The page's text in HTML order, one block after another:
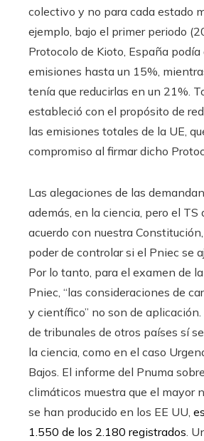
colectivo y no para cada estado
ejemplo, bajo el primer periodo
Protocolo de Kioto, España podía
emisiones hasta un 15%,
tenía que reducirlas en un 21%.
estableció con el propósito de
las emisiones totales de la UE,
compromiso al firmar dicho
Las alegaciones de las
además, en la ciencia, pero el TS
acuerdo con nuestra
poder de controlar si el Pniec se
Por lo tanto, para el examen de
Pniec, “las consideraciones de
y científico” no son de
de tribunales de otros países sí
la ciencia, como en el caso
Bajos. El informe del Pnuma
climáticos muestra que el mayor
se han producido en los EE UU,
1.550 de los 2.180 registrados.